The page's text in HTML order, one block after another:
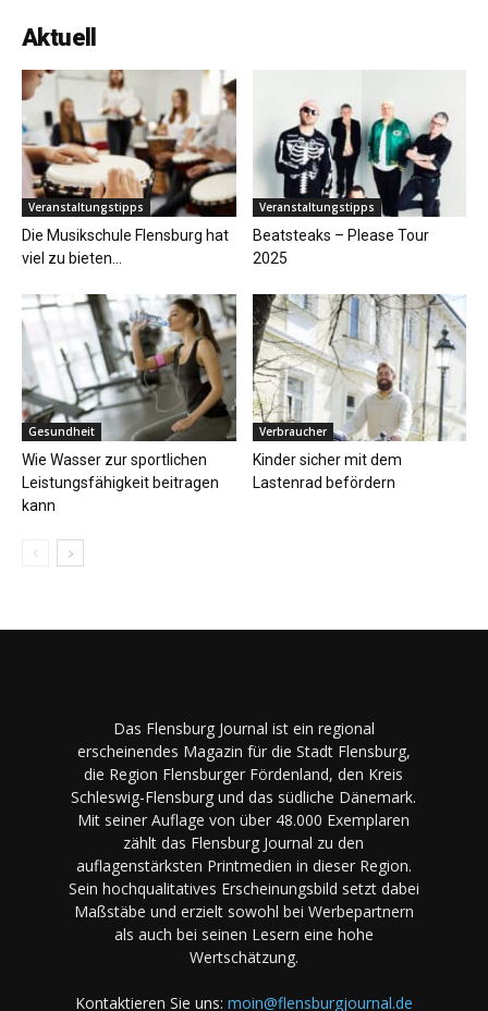
Aktuell
Veranstaltungstipps
Die Musikschule Flensburg hat
viel zu bieten…
Veranstaltungstipps
Beatsteaks – Please Tour
2025
Gesundheit
Wie Wasser zur sportlichen
Leistungsfähigkeit beitragen
kann
Verbraucher
Kinder sicher mit dem
Lastenrad befördern
Das Flensburg Journal ist ein regional
erscheinendes Magazin für die Stadt Flensburg,
die Region Flensburger Fördenland, den Kreis
Schleswig-Flensburg und das südliche Dänemark.
Mit seiner Auflage von über 48.000 Exemplaren
zählt das Flensburg Journal zu den
auflagenstärksten Printmedien in dieser Region.
Sein hochqualitatives Erscheinungsbild setzt dabei
Maßstäbe und erzielt sowohl bei Werbepartnern
als auch bei seinen Lesern eine hohe
Wertschätzung.
Kontaktieren Sie uns: moin@flensburgjournal.de